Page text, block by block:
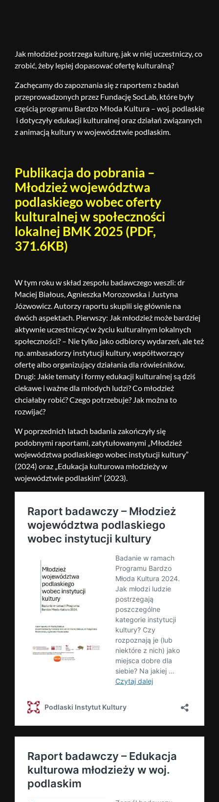
Jak młodzież postrzega kulturę, jak w niej uczestniczy, co
zrobić, żeby lepiej dopasować ofertę kulturalną?
Zachęcamy do zapoznania się z raportem z badań
przeprowadzonych przez Fundację SocLab, które były
częścią programu Bardzo Młoda Kultura – woj. podlaskie
i dotyczyły edukacji kulturalnej oraz działań związanych
z animacją kultury w województwie podlaskim.
Publikacja do pobrania –
Młodzież województwa
podlaskiego wobec oferty
kulturalnej w społeczności
lokalnej BMK 2025 (PDF,
371.6KB)
W tym roku w skład zespołu badawczego weszli: dr
Maciej Białous, Agnieszka Morozowska i Justyna
Józwowicz. Autorzy raportu skupili się głównie na
dwóch aspektach. Pierwszy: Jak młodzież może bardziej
aktywnie uczestniczyć w życiu kulturalnym lokalnych
społeczności? – Nie tylko jako odbiorcy wydarzeń, ale też
np. ambasadorzy instytucji kultury, współtworzący
ofertę albo organizujący działania dla rówieśników.
Drugi: Jakie tematy i formy edukacji kulturalnej są dziś
ciekawe i ważne dla młodych ludzi? Co młodzież
chciałaby robić? Czego potrzebuje? Jak można to
rozwijać?
W poprzednich latach badania zakończyły się
podobnymi raportami, zatytułowanymi „Młodzież
województwa podlaskiego wobec instytucji kultury”
(2024) oraz „Edukacja kulturowa młodzieży w
województwie podlaskim” (2023).